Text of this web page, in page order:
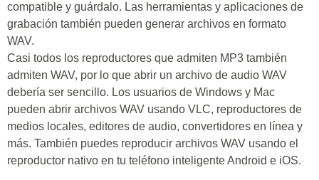
compatible y guárdalo. Las herramientas y aplicaciones de
grabación también pueden generar archivos en formato
WAV.
Casi todos los reproductores que admiten MP3 también
admiten WAV, por lo que abrir un archivo de audio WAV
debería ser sencillo. Los usuarios de Windows y Mac
pueden abrir archivos WAV usando VLC, reproductores de
medios locales, editores de audio, convertidores en línea y
más. También puedes reproducir archivos WAV usando el
reproductor nativo en tu teléfono inteligente Android e iOS.